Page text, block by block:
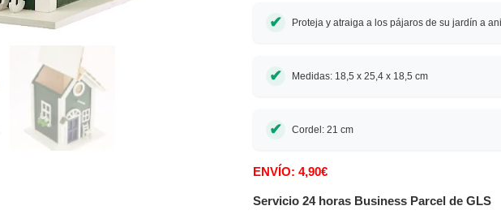
Proteja y atraiga a los pájaros de su jardín a
Medidas: 18,5 x 25,4 x 18,5 cm
Cordel: 21 cm
ENVÍO: 4,90€
Servicio 24 horas Business Parcel de GLS